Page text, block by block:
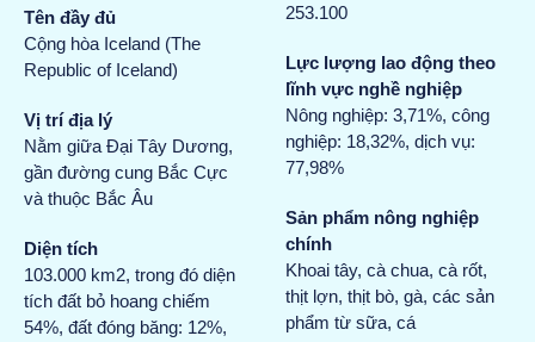
Tên đầy đủ
Cộng hòa Iceland (The
Republic of Iceland)
Vị trí địa lý
Nằm giữa Đại Tây Dương,
gần đường cung Bắc Cực
và thuộc Bắc Âu
Diện tích
103.000 km2, trong đó diện
tích đất bỏ hoang chiếm
54%, đất đóng băng: 12%,
253.100
Lực lượng lao động theo
lĩnh vực nghề nghiệp
Nông nghiệp: 3,71%, công
nghiệp: 18,32%, dịch vụ:
77,98%
Sản phẩm nông nghiệp
chính
Khoai tây, cà chua, cà rốt,
thịt lợn, thịt bò, gà, các sản
phẩm từ sữa, cá